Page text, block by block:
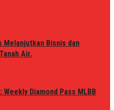
Melanjutkan Bisnis dan
Air.
Weekly Diamond Pass MLBB